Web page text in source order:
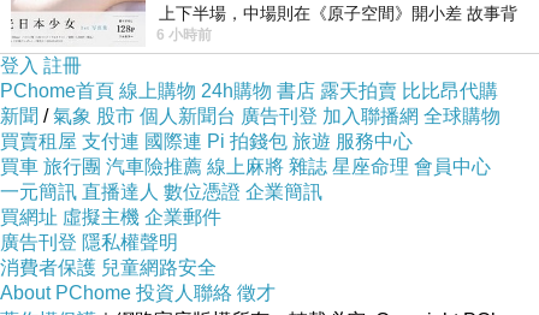
上下半場，中場則在《原子空間》開小差 故事背
景影射西藏境外流亡 地下組織
6 小時前
登入 註冊
PChome首頁 線上購物 24h購物 書店 露天拍賣 比比昂代購
新聞 /氣象 股市 個人新聞台 廣告刊登 加入聯播網 全球購物
買賣租屋 支付連 國際連 Pi 拍錢包 旅遊 服務中心
買車 旅行團 汽車險推薦 線上麻將 雜誌 星座命理 會員中心
一元簡訊 直播達人 數位憑證 企業簡訊
買網址 虛擬主機 企業郵件
廣告刊登 隱私權聲明
消費者保護 兒童網路安全
About PChome 投資人聯絡 徵才